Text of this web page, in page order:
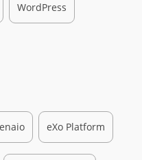
WordPress
enaio eXo Platform